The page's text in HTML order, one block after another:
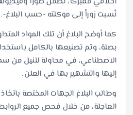
نُسبت زوراً إلى موكلته -حسب البلاغ-.
كما أوضح البلاغ أن تلك المواد
بصلة، وتم تصنيعها بالكامل
الاصطناعي، في محاولة للنيل من
إليها والتشهير بها في العلن.
وطالب البلاغ الجهات المختصة باتخاذ
العاجلة، من خلال فحص جميع الروابط